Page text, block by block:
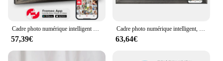
Cadre photo numérique intelligent WiFi Frameo, écran tactile LCD, vidéo jouable, 32 Go de mémoire, 10.1 pouces, 1280x800 IPS
57,39€
Cadre photo numérique intelligent, WiFi, écran tactile HD, cadeau de Noël, 10.1 pouces, 32 Go, 1280x800 IPS
63,64€